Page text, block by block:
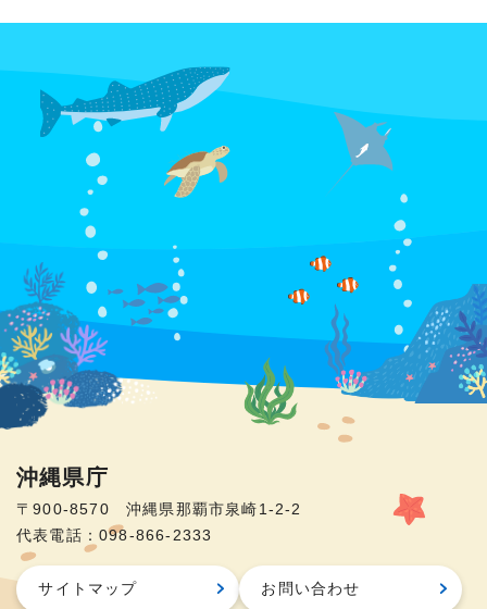
沖縄県庁
〒900-8570 沖縄県那覇市泉崎1-2-2
代表電話：098-866-2333
サイトマップ お問い合わせ